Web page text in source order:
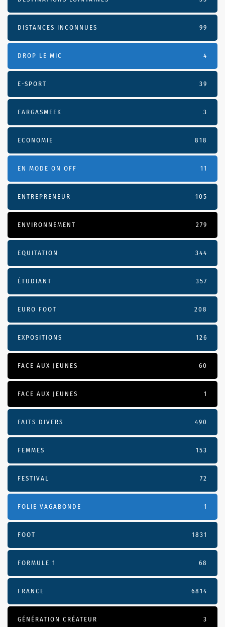
DISTANCES INCONNUES 99
DROP LE MIC 4
E-SPORT 39
EARGASMEEK 3
ECONOMIE 818
EN MODE ON OFF 11
ENTREPRENEUR 105
ENVIRONNEMENT 279
EQUITATION 344
ÉTUDIANT 357
EURO FOOT 208
EXPOSITIONS 126
FACE AUX JEUNES 60
FACE AUX JEUNES 1
FAITS DIVERS 490
FEMMES 153
FESTIVAL 72
FOLIE VAGABONDE 1
FOOT 1831
FORMULE 1 68
FRANCE 6814
GÉNÉRATION CRÉATEUR 3